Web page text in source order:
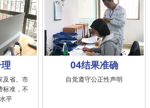
及省、市
标准，不
平
04结果准确
自觉遵守公正性声明